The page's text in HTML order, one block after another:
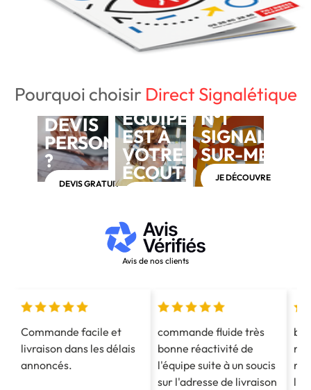
Pourquoi choisir Direct Signalétique
BESOIN D'UN
DEVIS
PERSONNALISÉ
?
DEVIS GRATUIT
NOTRE
ÉQUIPE
EST À
VOTRE
ÉCOUTE
N°1
SUR-
JE DÉCOUVRE
Avis de nos clients
Commande facile et
livraison dans les délais
annoncés.
commande fluide très
bonne réactivité de
l'équipe suite à un soucis
sur l'adresse de livraison